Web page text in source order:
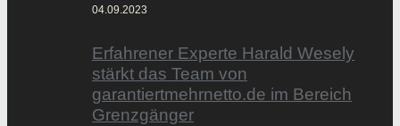
04.09.2023
Erfahrener Experte Harald Wesely
stärkt das Team von
garantiertmehrnetto.de im Bereich
Grenzgänger